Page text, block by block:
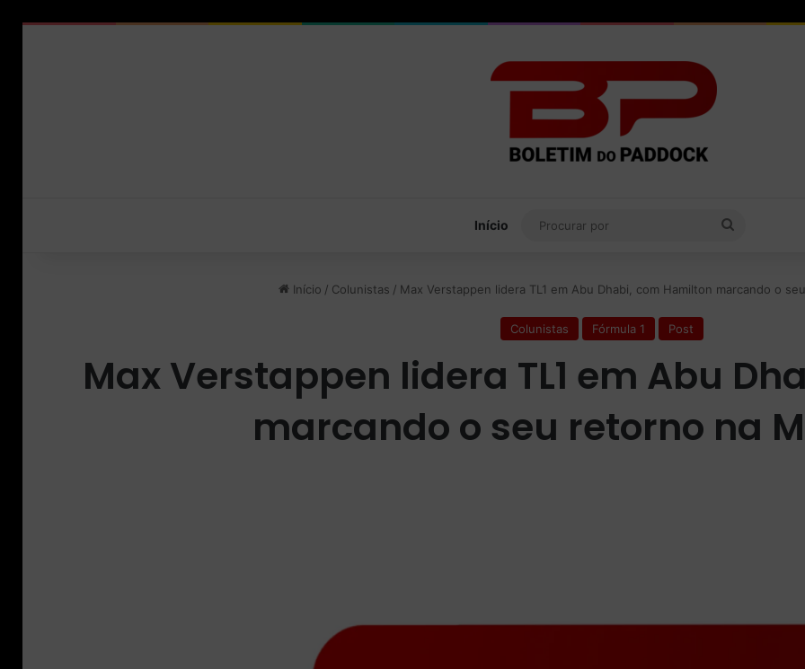
Início
Início / Colunistas / Max Verstappen lidera TL1 em Abu Dhabi, com Hamilton marcando o
Colunistas Fórmula 1 Post
Max Verstappen lidera TL1 em Abu
marcando o seu retorno na